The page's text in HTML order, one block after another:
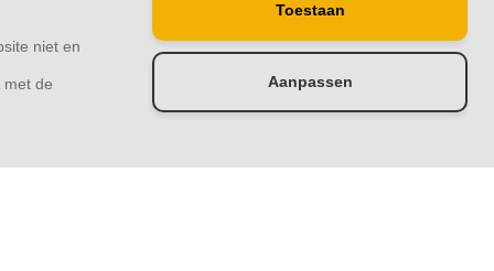
niet en
met de
Toestaan
Aanpassen